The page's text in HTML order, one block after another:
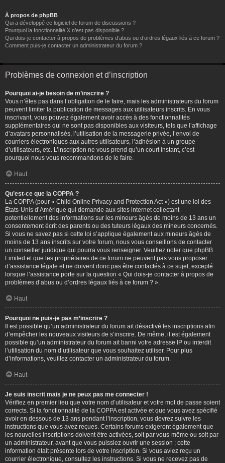
À propos de phpBB
Qui a développé ce logiciel de forum de discussions ?
Pourquoi la fonctionnalité X n’est pas disponible ?
Qui dois-je contacter à propos de problèmes d’abus ou d’ordres légaux liés à ce forum ?
Comment puis-je contacter un administrateur du forum ?
Problèmes de connexion et d’inscription
Pourquoi ai-je besoin de m’inscrire ?
Vous n’êtes pas dans l’obligation de le faire, mais les administrateurs du forum
peuvent limiter la publication de messages aux utilisateurs inscrits. En vous
inscrivant, vous pouvez également avoir accès à des fonctionnalités
supplémentaires qui ne sont pas disponibles aux visiteurs, tels que l’affichage
d’avatars personnalisés, l’utilisation de la messagerie privée, l’envoi de
courriers électroniques aux autres utilisateurs, l’adhésion à un groupe
d’utilisateurs, etc. L’inscription ne vous prend qu’un court instant, c’est
pourquoi nous vous recommandons de le faire.
Haut
Qu’est-ce que la COPPA ?
La COPPA (pour « Child Online Privacy and Protection Act ») est une loi des
États-Unis d’Amérique qui demande aux sites internet collectant
potentiellement des informations sur les mineurs âgés de moins de 13 ans un
consentement écrit des parents ou des tuteurs légaux des mineurs concernés.
Si vous ne savez pas si cette loi s’applique également aux mineurs âgés de
moins de 13 ans inscrits sur votre forum, nous vous conseillons de contacter
un conseiller juridique qui pourra vous renseigner. Veuillez noter que phpBB
Limited et que les propriétaires de ce forum ne peuvent pas vous proposer
d’assistance légale et ne doivent donc pas être contactés à ce sujet, excepté
lorsque l’assistance porte sur la question « Qui dois-je contacter à propos de
problèmes d’abus ou d’ordres légaux liés à ce forum ? ».
Haut
Pourquoi ne puis-je pas m’inscrire ?
Il est possible qu’un administrateur du forum ait désactivé les inscriptions afin
d’empêcher les nouveaux visiteurs de s’inscrire. De même, il est également
possible qu’un administrateur du forum ait banni votre adresse IP ou interdit
l’utilisation du nom d’utilisateur que vous souhaitez utiliser. Pour plus
d’informations, veuillez contacter un administrateur du forum.
Haut
Je suis inscrit mais je ne peux pas me connecter !
Vérifiez en premier lieu que votre nom d’utilisateur et votre mot de passe soient
corrects. Si la fonctionnalité de la COPPA est activée et que vous avez spécifié
avoir en dessous de 13 ans pendant l’inscription, vous devrez suivre les
instructions que vous avez reçues. Certains forums exigeront également que
les nouvelles inscriptions doivent être activées, soit par vous-même ou soit par
un administrateur, avant que vous puissiez ouvrir une session ; cette
information était présente lors de votre inscription. Si vous aviez reçu un
courrier électronique, consultez les instructions. Si vous ne recevez pas de